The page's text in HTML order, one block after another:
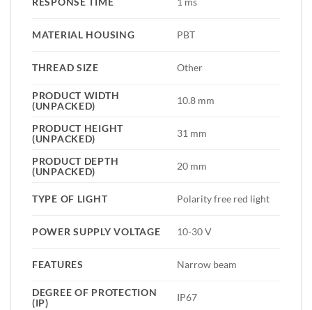
MATERIAL HOUSING PBT
THREAD SIZE Other
PRODUCT WIDTH
(UNPACKED)
10.8 mm
PRODUCT HEIGHT
(UNPACKED)
31 mm
PRODUCT DEPTH
(UNPACKED)
20 mm
TYPE OF LIGHT Polarity free red light
POWER SUPPLY VOLTAGE 10-30 V
FEATURES Narrow beam
DEGREE OF PROTECTION
(IP)
IP67